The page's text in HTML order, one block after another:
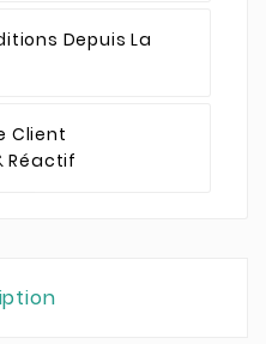
Depuis La
Client
Réactif